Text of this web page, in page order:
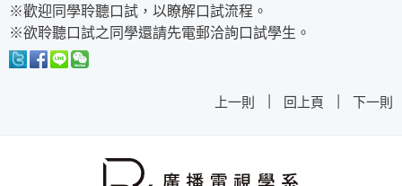
※歡迎同學聆聽口試，以瞭解口試流程。
※欲聆聽口試之同學還請先電郵洽詢口試學生。
上一則 | 回上頁 | 下一則